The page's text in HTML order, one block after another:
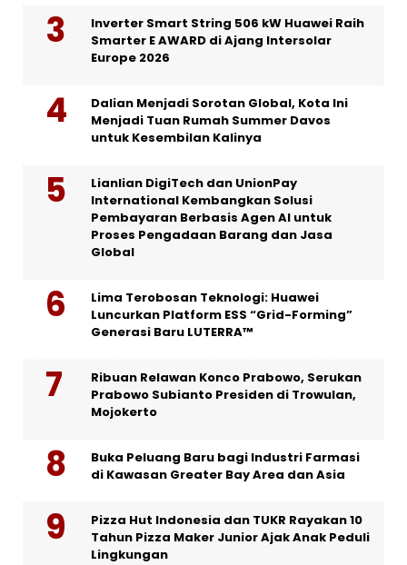
Inverter Smart String 506 kW Huawei Raih
Smarter E AWARD di Ajang Intersolar
Europe 2026
Dalian Menjadi Sorotan Global, Kota Ini
Menjadi Tuan Rumah Summer Davos
untuk Kesembilan Kalinya
Lianlian DigiTech dan UnionPay
International Kembangkan Solusi
Pembayaran Berbasis Agen AI untuk
Proses Pengadaan Barang dan Jasa
Global
Lima Terobosan Teknologi: Huawei
Luncurkan Platform ESS “Grid-Forming”
Generasi Baru LUTERRA™
Ribuan Relawan Konco Prabowo, Serukan
Prabowo Subianto Presiden di Trowulan,
Mojokerto
Buka Peluang Baru bagi Industri Farmasi
di Kawasan Greater Bay Area dan Asia
Pizza Hut Indonesia dan TUKR Rayakan 10
Tahun Pizza Maker Junior Ajak Anak Peduli
Lingkungan